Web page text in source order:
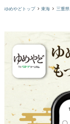
ゆめやどトップ 東海 三重県